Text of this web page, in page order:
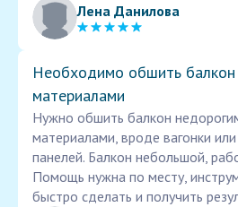
Лена Данилова
Необходимо обшить
материалами
Нужно обшить балкон
материалами, вроде вагонки
панелей. Балкон небольшой,
Помощь нужна по месту,
быстро сделать и получить